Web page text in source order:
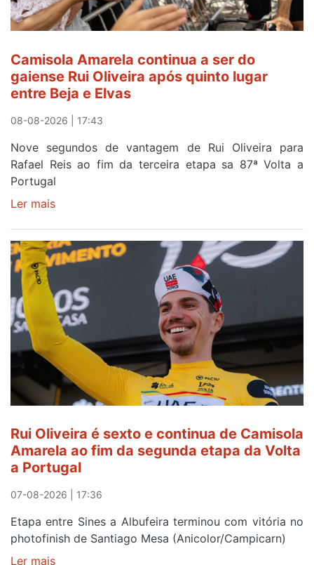
Camisola Amarela continua a ser do
gaiense Rui Oliveira após quinto lugar
entre Beja e Elvas
08-08-2026 | 17:43
Nove segundos de vantagem de Rui Oliveira para
Rafael Reis ao fim da terceira etapa sa 87ª Volta a
Portugal
Ler mais
continua
a
ser
do
gaiense
Rui
Oliveira
após
quinto
lugar
Beja
e
Elvas
Rui Oliveira é sexto e continua de Camisola
Amarela ao fim da segunda etapa da Volta
a Portugal
07-08-2026 | 17:36
Etapa entre Sines a Albufeira terminou com vitória no
photofinish de Santiago Mesa (Anicolor/Campicarn)
Ler mais